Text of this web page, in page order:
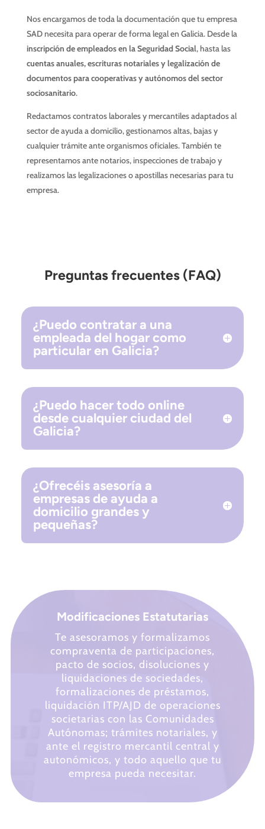
Nos encargamos de toda la documentación que tu empresa
SAD necesita para operar de forma legal en Galicia. Desde la
inscripción de empleados en la Seguridad Social, hasta las
cuentas anuales, escrituras notariales y legalización de
documentos para cooperativas y autónomos del sector
sociosanitario.
Redactamos contratos laborales y mercantiles adaptados al
sector de ayuda a domicilio, gestionamos altas, bajas y
cualquier trámite ante organismos oficiales. También te
representamos ante notarios, inspecciones de trabajo y
realizamos las legalizaciones o apostillas necesarias para tu
empresa.
Preguntas frecuentes (FAQ)
¿Puedo contratar a una
empleada del hogar como
particular en Galicia?
¿Puedo hacer todo online
desde cualquier ciudad del
Galicia?
¿Ofrecéis asesoría a
empresas de ayuda a
domicilio grandes y
pequeñas?
Modificaciones Estatutarias
Te asesoramos y formalizamos
compraventa de participaciones,
pacto de socios, disoluciones y
liquidaciones de sociedades,
formalizaciones de préstamos,
liquidación ITP/AJD de operaciones
societarias con las Comunidades
Autónomas; trámites notariales, y
ante el registro mercantil central y
autonómicos, y todo aquello que tu
empresa pueda necesitar.